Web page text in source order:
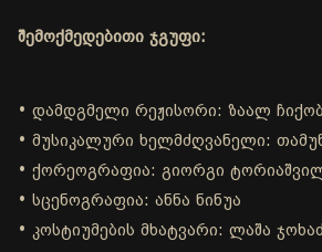
შემოქმედებითი ჯგუფი:
• დამდგმელი რეჟისორი: ზაალ
• მუსიკალური ხელმძღვანელი:
• ქორეოგრაფია: გიორგი
• სცენოგრაფია: ანნა ნინუა
• კოსტიუმების მხატვარი: ლაშა